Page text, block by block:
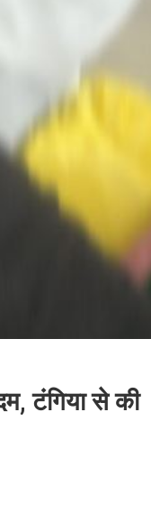
टंगिया से की